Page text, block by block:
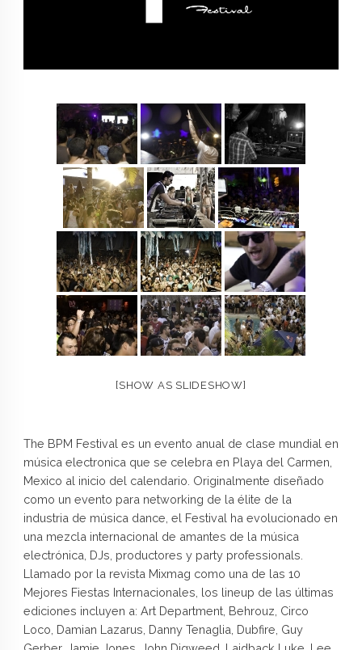
[SHOW AS SLIDESHOW]
The BPM Festival es un evento anual de clase mundial en
música electronica que se celebra en Playa del Carmen,
Mexico al inicio del calendario. Originalmente diseñado
como un evento para networking de la élite de la
industria de música dance, el Festival ha evolucionado en
una mezcla internacional de amantes de la música
electrónica, DJs, productores y party professionals.
Llamado por la revista Mixmag como una de las 10
Mejores Fiestas Internacionales, los lineup de las últimas
ediciones incluyen a: Art Department, Behrouz, Circo
Loco, Damian Lazarus, Danny Tenaglia, Dubfire, Guy